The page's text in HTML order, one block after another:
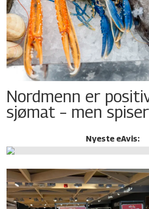
Nordmenn er
sjømat – men
Nyeste eAvis: